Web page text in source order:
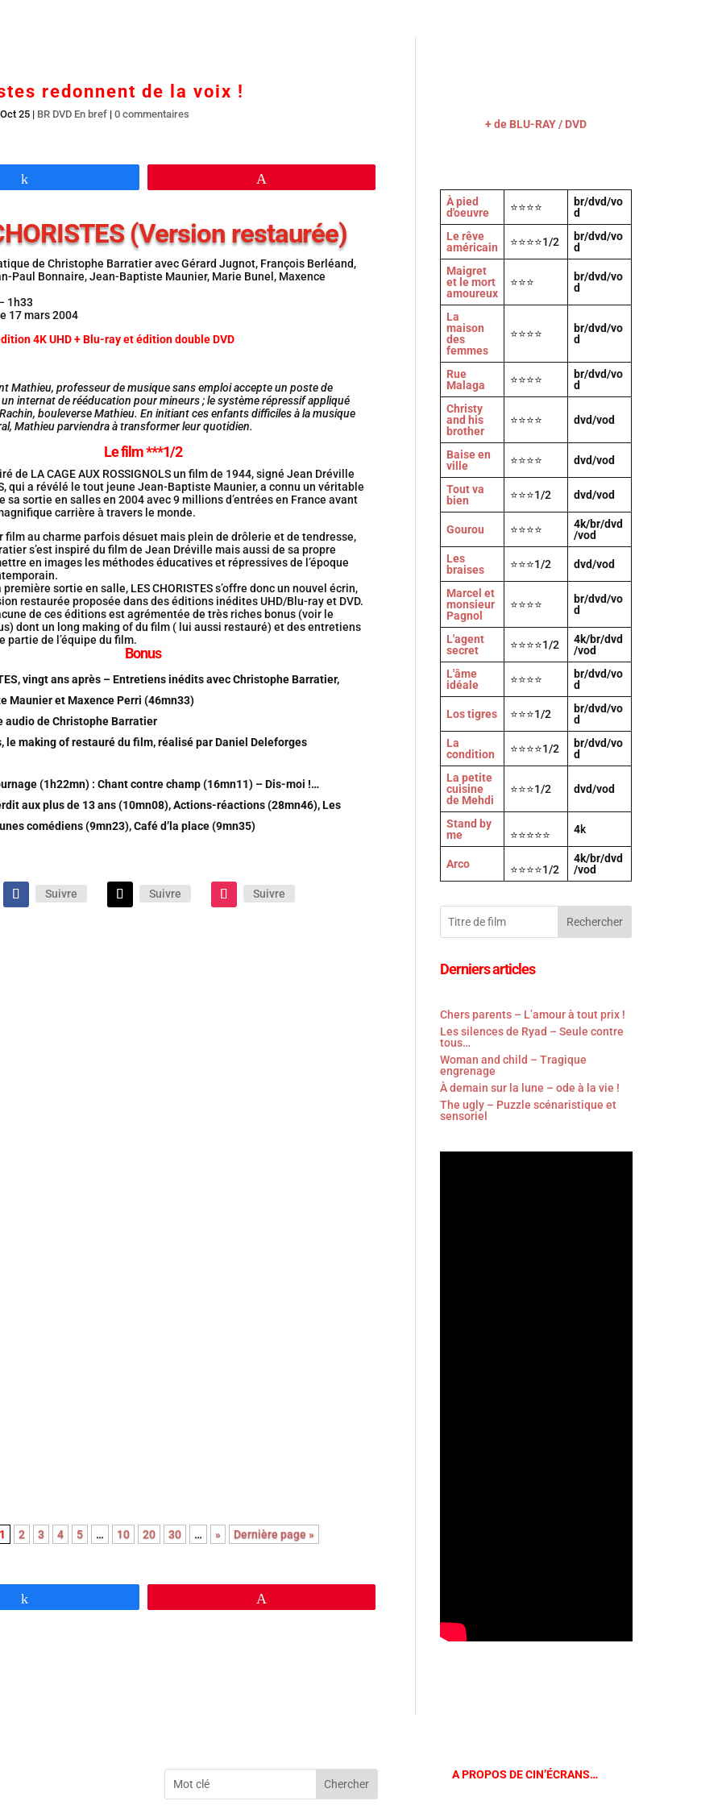
redonnent de la voix !
25| BR DVD En bref| 0 commentaires
(Version restaurée)
de Christophe Barratier avec Gérard Jugnot, François Berléand,
Paul Bonnaire, Jean-Baptiste Maunier, Marie Bunel, Maxence
1h33
17 mars 2004
4K UHD + Blu-ray et édition double DVD
Mathieu, professeur de musique sans emploi accepte un poste de
internat de rééducation pour mineurs ; le système répressif appliqué
bouleverse Mathieu. En initiant ces enfants difficiles à la musique
Mathieu parviendra à transformer leur quotidien.
Le film ***1/2
de LA CAGE AUX ROSSIGNOLS un film de 1944, signé Jean Dréville
qui a révélé le tout jeune Jean-Baptiste Maunier, a connu un véritable
sa sortie en salles en 2004 avec 9 millions d’entrées en France avant
carrière à travers le monde.
film au charme parfois désuet mais plein de drôlerie et de tendresse,
s’est inspiré du film de Jean Dréville mais aussi de sa propre
en images les méthodes éducatives et répressives de l’époque
sortie en salle, LES CHORISTES s’offre donc un nouvel écrin,
restaurée proposée dans des éditions inédites UHD/Blu-ray et DVD.
de ces éditions est agrémentée de très riches bonus (voir le
dont un long making of du film ( lui aussi restauré) et des entretiens
partie de l’équipe du film.
Bonus
vingt ans après – Entretiens inédits avec Christophe Barratier,
Maunier et Maxence Perri (46mn33)
audio de Christophe Barratier
le making of restauré du film, réalisé par Daniel Deleforges
(1h22mn) : Chant contre champ (16mn11) – Dis-moi !…
aux plus de 13 ans (10mn08), Actions-réactions (28mn46), Les
comédiens (9mn23), Café d’la place (9mn35)
Suivre Suivre Suivre
1 2 3 4 5 … 10 20 30 … » Dernière page »
+ de BLU-RAY / DVD
À pied
d'oeuvre
⭐⭐⭐⭐
br/dvd/vo
d
Le rêve
américain
⭐⭐⭐⭐1/2
br/dvd/vo
d
Maigret
et le mort
amoureux
⭐⭐⭐
br/dvd/vo
d
La
maison
des
femmes
⭐⭐⭐⭐
br/dvd/vo
d
Rue
Malaga
⭐⭐⭐⭐
br/dvd/vo
d
Christy
and his
brother
⭐⭐⭐⭐ dvd/vod
Baise en
ville
⭐⭐⭐⭐ dvd/vod
Tout va
bien
⭐⭐⭐1/2 dvd/vod
Gourou ⭐⭐⭐⭐
4k/br/dvd
/vod
Les
braises
⭐⭐⭐1/2 dvd/vod
Marcel et
monsieur
Pagnol
⭐⭐⭐⭐
br/dvd/vo
d
L'agent
secret
⭐⭐⭐⭐1/2
4k/br/dvd
/vod
L'âme
idéale
⭐⭐⭐⭐
br/dvd/vo
d
Los tigres ⭐⭐⭐1/2
br/dvd/vo
d
La
condition
⭐⭐⭐⭐1/2
br/dvd/vo
d
La petite
cuisine
de Mehdi
⭐⭐⭐1/2 dvd/vod
Stand by
me
⭐⭐⭐⭐⭐ 4k
Arco ⭐⭐⭐⭐1/2
4k/br/dvd
/vod
Rechercher
Derniers articles
Chers parents – L’amour à tout prix !
Les silences de Ryad – Seule contre
tous…
Woman and child – Tragique
engrenage
À demain sur la lune – ode à la vie !
The ugly – Puzzle scénaristique et
sensoriel
A PROPOS DE CIN’ÉCRANS…